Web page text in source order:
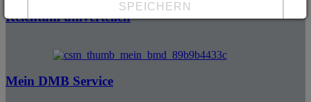
Reichtum umverteilen
Mein DMB Service
SPEICHERN